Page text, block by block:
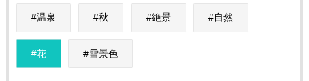
温泉 秋 絶景 自然
花 雪景色